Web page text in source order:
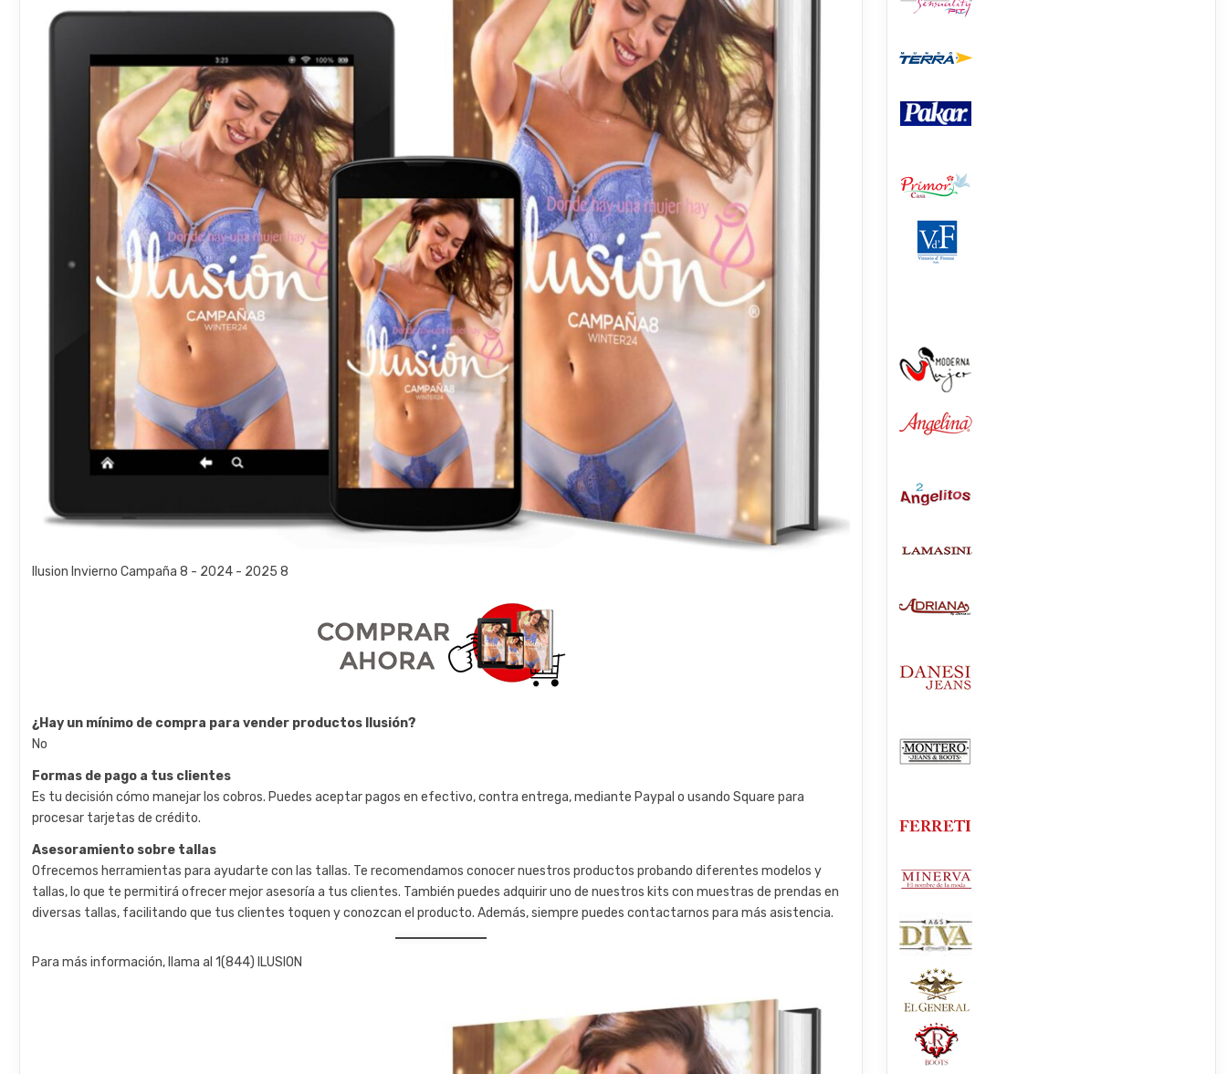
Ilusion Invierno Campaña 8 - 2024 - 2025 8
¿Hay un mínimo de compra para vender productos Ilusión?
No
Formas de pago a tus clientes
Es tu decisión cómo manejar los cobros. Puedes aceptar pagos en efectivo, contra entrega, mediante Paypal o usando Square para
procesar tarjetas de crédito.
Asesoramiento sobre tallas
Ofrecemos herramientas para ayudarte con las tallas. Te recomendamos conocer nuestros productos probando diferentes modelos y
tallas, lo que te permitirá ofrecer mejor asesoría a tus clientes. También puedes adquirir uno de nuestros kits con muestras de prendas en
diversas tallas, facilitando que tus clientes toquen y conozcan el producto. Además, siempre puedes contactarnos para más asistencia.
Para más información, llama al 1(844) ILUSION